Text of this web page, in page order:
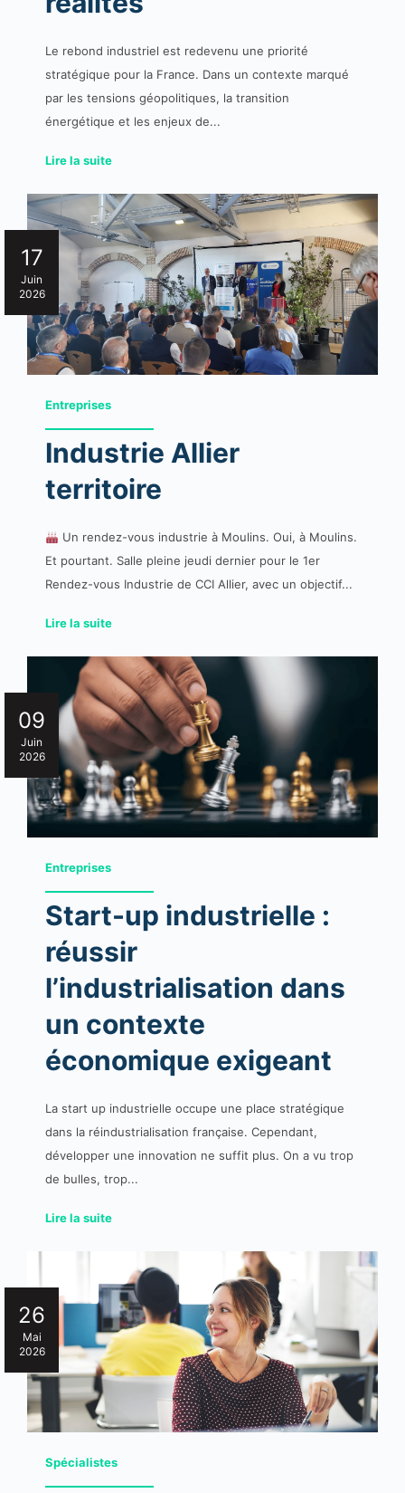
Le rebond industriel est redevenu une priorité
stratégique pour la France. Dans un contexte marqué
par les tensions géopolitiques, la transition
énergétique et les enjeux de...
Lire la suite
17
Juin
2026
Entreprises
Industrie Allier
territoire
Un rendez-vous industrie à Moulins. Oui, à Moulins.
Et pourtant. Salle pleine jeudi dernier pour le 1er
Rendez-vous Industrie de CCI Allier, avec un objectif...
Lire la suite
09
Juin
2026
Entreprises
Start-up industrielle :
réussir
l’industrialisation dans
un contexte
économique exigeant
La start up industrielle occupe une place stratégique
dans la réindustrialisation française. Cependant,
développer une innovation ne suffit plus. On a vu trop
de bulles, trop...
Lire la suite
26
Mai
2026
Spécialistes